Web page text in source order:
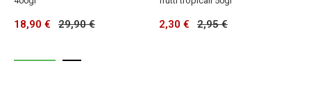
18,90 € 29,90 € 2,30 € 2,95 €